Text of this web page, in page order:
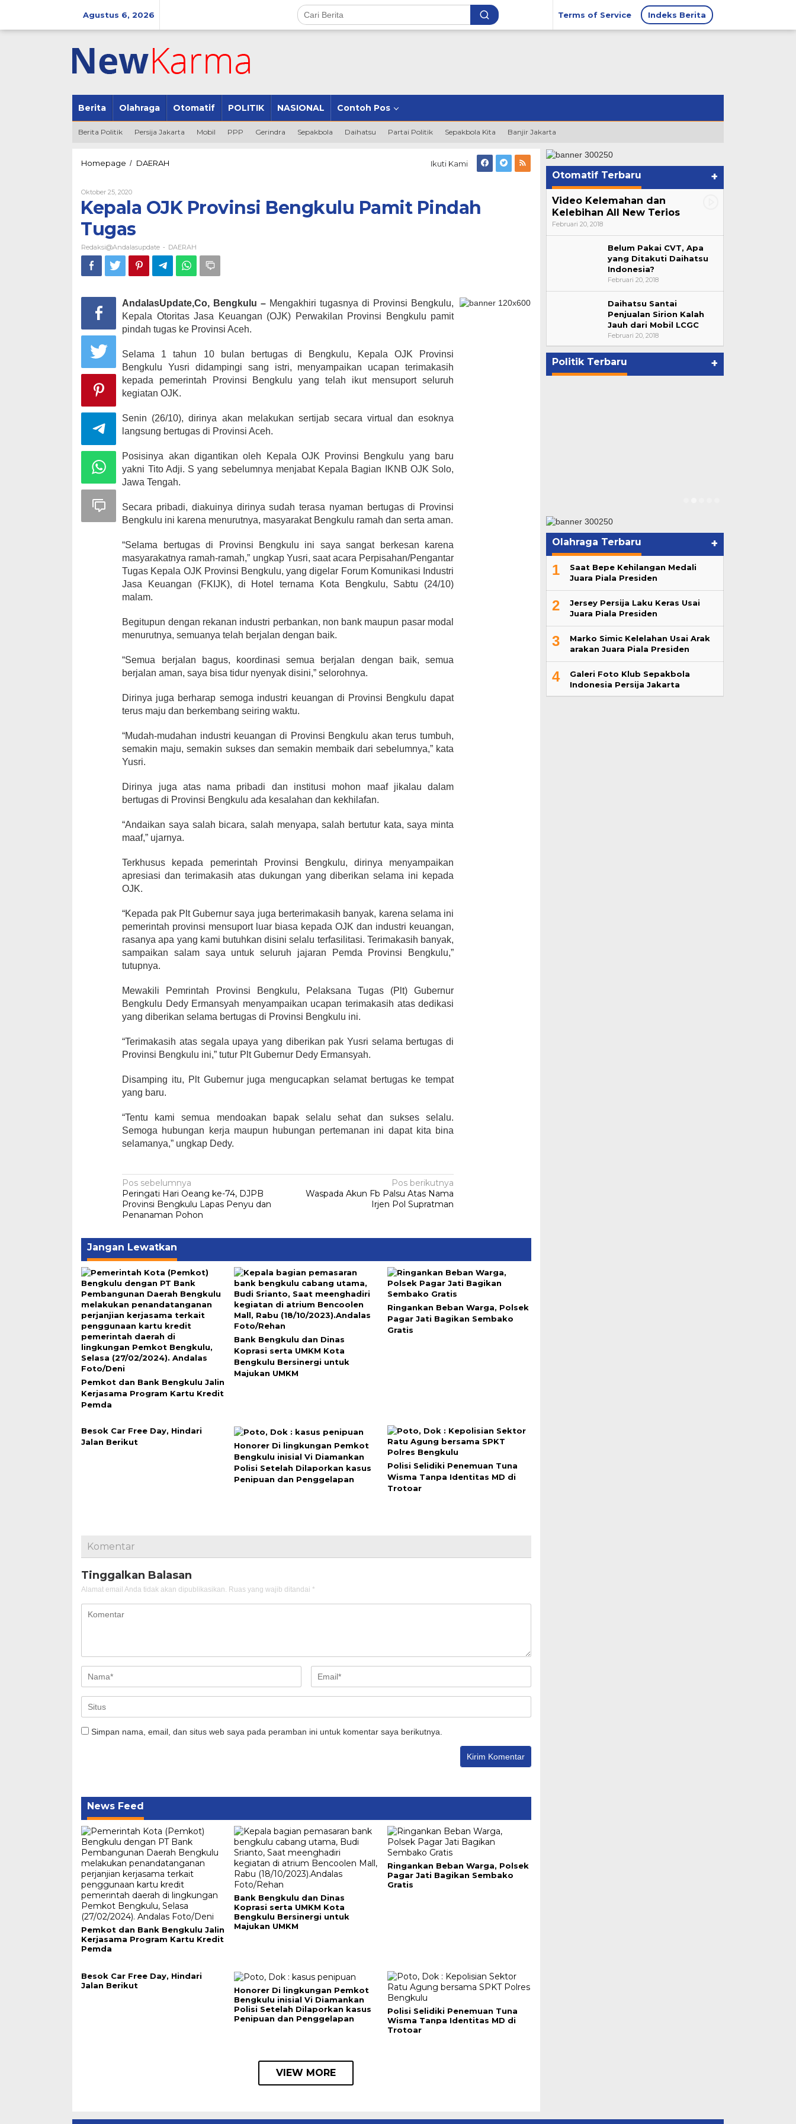
Agustus 6, 2026 Terms of Service Indeks Berita
Berita Olahraga Otomatif POLITIK NASIONAL Contoh Pos
Berita Politik Persija Jakarta Mobil PPP Gerindra Sepakbola Daihatsu Partai Politik Sepakbola Kita Banjir Jakarta
Homepage / DAERAH
Pamit
Pindah
Ikuti Kami
Oktober 25, 2020Oleh
Redaksi@andalasupdate
Kepala OJK Provinsi Bengkulu Pamit Pindah
Tugas
Redaksi@andalasupdate - DAERAH
AndalasUpdate,Co, Bengkulu – Mengakhiri tugasnya di Provinsi Bengkulu,
Kepala Otoritas Jasa Keuangan (OJK) Perwakilan Provinsi Bengkulu pamit
pindah tugas ke Provinsi Aceh.
Selama 1 tahun 10 bulan bertugas di Bengkulu, Kepala OJK Provinsi
Bengkulu Yusri didampingi sang istri, menyampaikan ucapan terimakasih
kepada pemerintah Provinsi Bengkulu yang telah ikut mensuport seluruh
kegiatan OJK.
Senin (26/10), dirinya akan melakukan sertijab secara virtual dan esoknya
langsung bertugas di Provinsi Aceh.
Posisinya akan digantikan oleh Kepala OJK Provinsi Bengkulu yang baru
yakni Tito Adji. S yang sebelumnya menjabat Kepala Bagian IKNB OJK Solo,
Jawa Tengah.
Secara pribadi, diakuinya dirinya sudah terasa nyaman bertugas di Provinsi
Bengkulu ini karena menurutnya, masyarakat Bengkulu ramah dan serta aman.
“Selama bertugas di Provinsi Bengkulu ini saya sangat berkesan karena
masyarakatnya ramah-ramah,” ungkap Yusri, saat acara Perpisahan/Pengantar
Tugas Kepala OJK Provinsi Bengkulu, yang digelar Forum Komunikasi Industri
Jasa Keuangan (FKIJK), di Hotel ternama Kota Bengkulu, Sabtu (24/10)
malam.
Begitupun dengan rekanan industri perbankan, non bank maupun pasar modal
menurutnya, semuanya telah berjalan dengan baik.
“Semua berjalan bagus, koordinasi semua berjalan dengan baik, semua
berjalan aman, saya bisa tidur nyenyak disini,” selorohnya.
Dirinya juga berharap semoga industri keuangan di Provinsi Bengkulu dapat
terus maju dan berkembang seiring waktu.
“Mudah-mudahan industri keuangan di Provinsi Bengkulu akan terus tumbuh,
semakin maju, semakin sukses dan semakin membaik dari sebelumnya,” kata
Yusri.
Dirinya juga atas nama pribadi dan institusi mohon maaf jikalau dalam
bertugas di Provinsi Bengkulu ada kesalahan dan kekhilafan.
“Andaikan saya salah bicara, salah menyapa, salah bertutur kata, saya minta
maaf,” ujarnya.
Terkhusus kepada pemerintah Provinsi Bengkulu, dirinya menyampaikan
apresiasi dan terimakasih atas dukungan yang diberikan selama ini kepada
OJK.
“Kepada pak Plt Gubernur saya juga berterimakasih banyak, karena selama ini
pemerintah provinsi mensuport luar biasa kepada OJK dan industri keuangan,
rasanya apa yang kami butuhkan disini selalu terfasilitasi. Terimakasih banyak,
sampaikan salam saya untuk seluruh jajaran Pemda Provinsi Bengkulu,”
tutupnya.
Mewakili Pemrintah Provinsi Bengkulu, Pelaksana Tugas (Plt) Gubernur
Bengkulu Dedy Ermansyah menyampaikan ucapan terimakasih atas dedikasi
yang diberikan selama bertugas di Provinsi Bengkulu ini.
“Terimakasih atas segala upaya yang diberikan pak Yusri selama bertugas di
Provinsi Bengkulu ini,” tutur Plt Gubernur Dedy Ermansyah.
Disamping itu, Plt Gubernur juga mengucapkan selamat bertugas ke tempat
yang baru.
“Tentu kami semua mendoakan bapak selalu sehat dan sukses selalu.
Semoga hubungan kerja maupun hubungan pertemanan ini dapat kita bina
selamanya,” ungkap Dedy.
Navigasi
pos
Pos sebelumnya
Peringati Hari Oeang ke-74, DJPB
Provinsi Bengkulu Lapas Penyu dan
Penanaman Pohon
Pos berikutnya
Waspada Akun Fb Palsu Atas Nama
Irjen Pol Supratman
Jangan Lewatkan
Pemkot dan Bank Bengkulu Jalin
Kerjasama Program Kartu Kredit
Pemda
Bank Bengkulu dan Dinas
Koprasi serta UMKM Kota
Bengkulu Bersinergi untuk
Majukan UMKM
Ringankan Beban Warga, Polsek
Pagar Jati Bagikan Sembako
Gratis
Besok Car Free Day, Hindari
Jalan Berikut
Honorer Di lingkungan Pemkot
Bengkulu inisial Vi Diamankan
Polisi Setelah Dilaporkan kasus
Penipuan dan Penggelapan
Polisi Selidiki Penemuan Tuna
Wisma Tanpa Identitas MD di
Trotoar
Komentar
Tinggalkan Balasan
Alamat email Anda tidak akan dipublikasikan. Ruas yang wajib ditandai *
Simpan nama, email, dan situs web saya pada peramban ini untuk komentar saya berikutnya.
News Feed
Pemkot dan Bank Bengkulu Jalin
Kerjasama Program Kartu Kredit
Pemda
Bank Bengkulu dan Dinas
Koprasi serta UMKM Kota
Bengkulu Bersinergi untuk
Majukan UMKM
Ringankan Beban Warga, Polsek
Pagar Jati Bagikan Sembako
Gratis
Besok Car Free Day, Hindari
Jalan Berikut
Honorer Di lingkungan Pemkot
Bengkulu inisial Vi Diamankan
Polisi Setelah Dilaporkan kasus
Penipuan dan Penggelapan
Polisi Selidiki Penemuan Tuna
Wisma Tanpa Identitas MD di
Trotoar
VIEW MORE
Otomatif Terbaru +
Video Kelemahan dan
Kelebihan All New Terios
Februari 20, 2018
Belum Pakai CVT, Apa
yang Ditakuti Daihatsu
Indonesia?
Februari 20, 2018
Daihatsu Santai
Penjualan Sirion Kalah
Jauh dari Mobil LCGC
Februari 20, 2018
Politik Terbaru +
Kampanye, Helmi Hasan Di
Kabupaten Kaur Janjikan Satu
Di KOMINFO KOTA BENGKULU,
POLITIK
| November 1, 2020
Tempur Rebut Juara Dibuka
Gubernur Rohidin
Di ADVERTORIAL, POLITIK
Bupati Ahmad Hijazi, Hadiri
Paripurna Hasil Penetapan
Paslon Bupati dan Wabup Te…
LEBONG
Januari 29, 2021
Olahraga Terbaru +
1
Saat Bepe Kehilangan Medali
Juara Piala Presiden
2
Jersey Persija Laku Keras Usai
Juara Piala Presiden
3
Marko Simic Kelelahan Usai Arak
arakan Juara Piala Presiden
4
Galeri Foto Klub Sepakbola
Indonesia Persija Jakarta